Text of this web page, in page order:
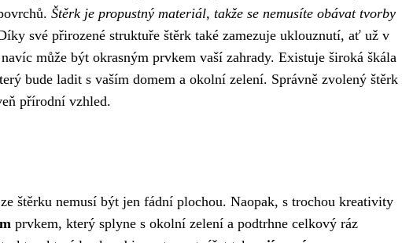
Štěrk je propustný materiál, takže se nemusíte obávat tvorby
své přirozené struktuře štěrk také zamezuje uklouznutí, ať už v
může být okrasným prvkem vaší zahrady. Existuje široká škála
bude ladit s vaším domem a okolní zelení. Správně zvolený štěrk
přírodní vzhled.
štěrku nemusí být jen fádní plochou. Naopak, s trochou kreativity
prvkem, který splyne s okolní zelení a podtrhne celkový ráz